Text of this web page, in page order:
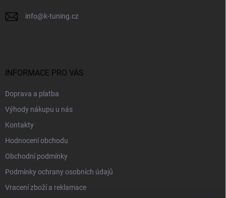
info@k-tuning.cz
INFORMACE PRO VÁS
Doprava a platba
Výhody nákupu u nás
Kontakty
Hodnocení obchodu
Obchodní podmínky
Podmínky ochrany osobních údajů
Vracení zboží a reklamace